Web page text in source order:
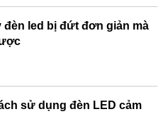
đèn led bị đứt đơn giản mà
sử dụng đèn LED cảm